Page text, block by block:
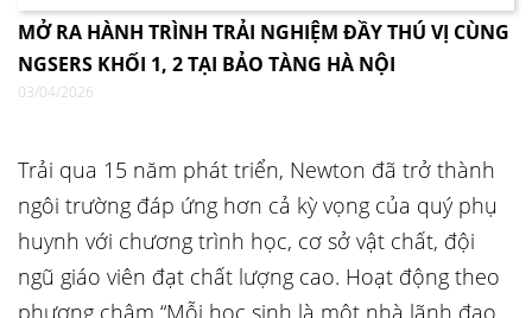
MỞ RA HÀNH TRÌNH TRẢI NGHIỆM ĐẦY THÚ VỊ CÙNG
NGSERS KHỐI 1, 2 TẠI BẢO TÀNG HÀ NỘI
03/04/2026
Trải qua 15 năm phát triển, Newton đã trở thành
ngôi trường đáp ứng hơn cả kỳ vọng của quý phụ
huynh với chương trình học, cơ sở vật chất, đội
ngũ giáo viên đạt chất lượng cao. Hoạt động theo
phương châm “Mỗi học sinh là một nhà lãnh đạo